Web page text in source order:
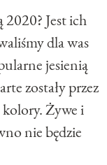
Jest ich
dla was
jesienią
zostały przez
Żywe i
nie będzie